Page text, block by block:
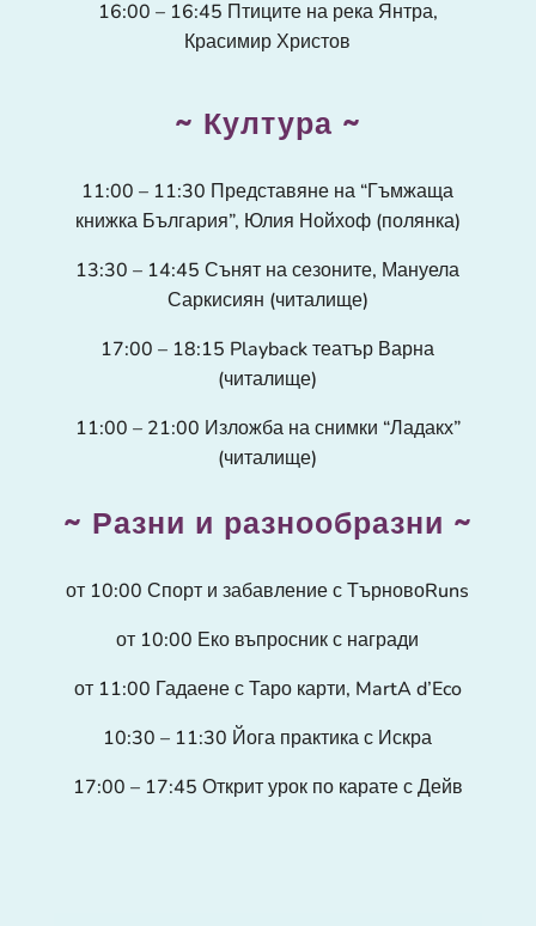
16:00 – 16:45 Птиците на река Янтра,
Красимир Христов
~ Култура ~
11:00 – 11:30 Представяне на “Гъмжаща
книжка България”, Юлия Нойхоф (полянка)
13:30 – 14:45 Сънят на сезоните, Мануела
Саркисиян (читалище)
17:00 – 18:15 Playback театър Варна
(читалище)
11:00 – 21:00 Изложба на снимки “Ладакх”
(читалище)
~ Разни и разнообразни ~
от 10:00 Спорт и забавление с ТърновоRuns
от 10:00 Еко въпросник с награди
от 11:00 Гадаене с Таро карти, MartA d’Eco
10:30 – 11:30 Йога практика с Искра
17:00 – 17:45 Открит урок по карате с Дейв